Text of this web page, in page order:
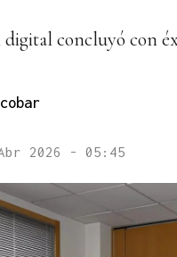
digital concluyó con
2026 - 05:45